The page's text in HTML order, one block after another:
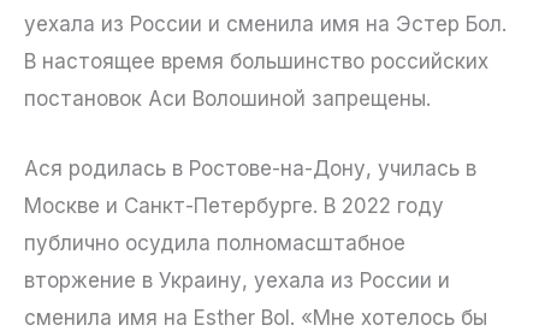
уехала из России и сменила имя на Эстер Бол.
В настоящее время большинство российских
постановок Аси Волошиной запрещены.
Ася родилась в Ростове-на-Дону, училась в
Москве и Санкт-Петербурге. В 2022 году
публично осудила полномасштабное
вторжение в Украину, уехала из России и
сменила имя на Esther Bol. «Мне хотелось бы